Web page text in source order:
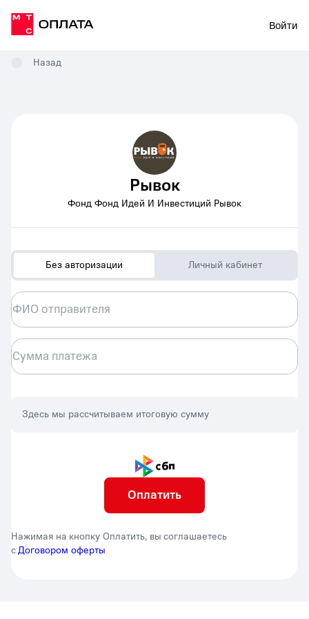
Войти
Назад
Рывок
Фонд Фонд Идей И Инвестиций Рывок
Без авторизации Личный кабинет
ФИО отправителя
Сумма платежа
Здесь мы рассчитываем итоговую сумму
Нажимая на кнопку Оплатить, вы соглашаетесь
сДоговором оферты
Оплатить